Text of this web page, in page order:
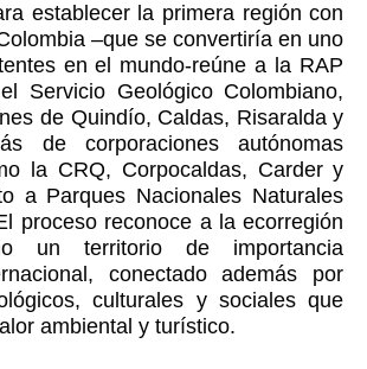
establecer la primera región con
–que se convertiría en uno
en el mundo-reúne a la RAP
Servicio Geológico Colombiano,
de Quindío, Caldas, Risaralda y
de corporaciones autónomas
la CRQ, Corpocaldas, Carder y
a Parques Nacionales Naturales
proceso reconoce a la ecorregión
un territorio de importancia
conectado además por
culturales y sociales que
ambiental y turístico.